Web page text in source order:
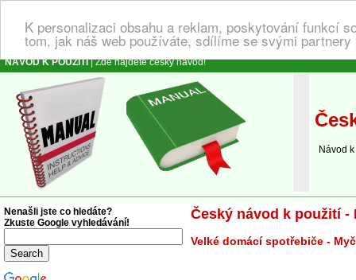
K personalizaci obsahu a reklam, poskytování funkcí
tom, jak náš web používáte, sdílíme se svými
NÁVOD K POUŽITÍ| Zde najdete český návod!
Návod k
Český návod k použití
Velké domácí spotřebiče -
Nenašli jste co hledáte?
Zkuste Google vyhledávání!